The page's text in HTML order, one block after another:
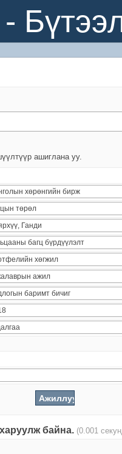
ашиглана уу.
байна. (0.001